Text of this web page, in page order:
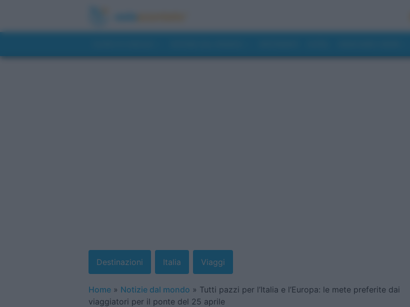
Destinazioni Italia Viaggi
Home » Notizie dal mondo » Tutti pazzi per l’Italia e l’Europa: le mete preferite dai
viaggiatori per il ponte del 25 aprile